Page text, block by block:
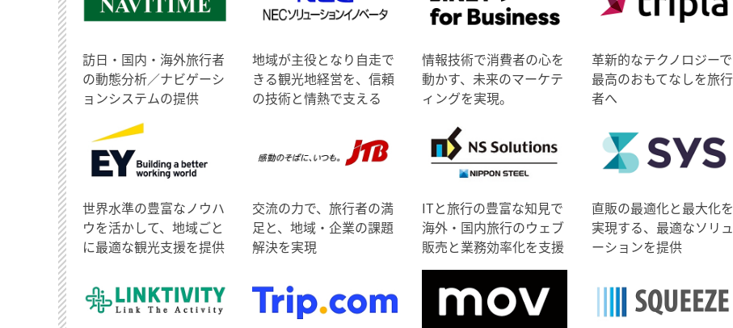
訪日・国内・海外旅行者
の動態分析／ナビゲーシ
ョンシステムの提供
地域が主役となり自走で
きる観光地経営を、信頼
の技術と情熱で支える
情報技術で消費者の心を
動かす、未来のマーケテ
ィングを実現。
革新的なテクノロジーで
最高のおもてなしを旅行
者へ
世界水準の豊富なノウハ
ウを活かして、地域ごと
に最適な観光支援を提供
交流の力で、旅行者の満
足と、地域・企業の課題
解決を実現
ITと旅行の豊富な知見で
海外・国内旅行のウェブ
販売と業務効率化を支援
直販の最適化と最大化を
実現する、最適なソリュ
ーションを提供